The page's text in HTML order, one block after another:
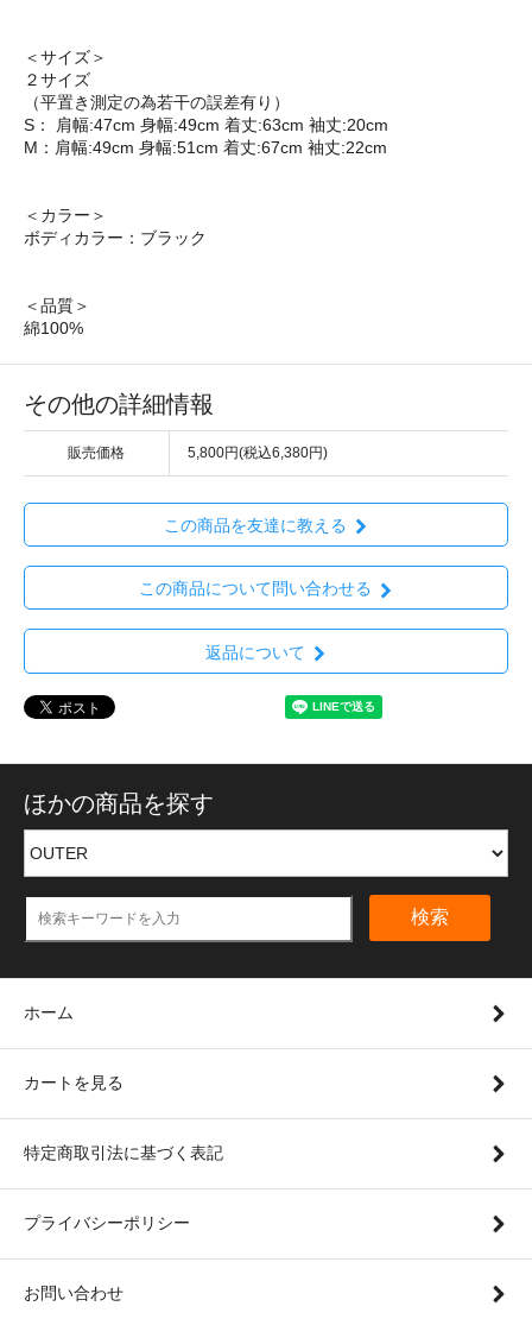
＜サイズ＞
２サイズ
（平置き測定の為若干の誤差有り）
S： 肩幅:47cm 身幅:49cm 着丈:63cm 袖丈:20cm
M：肩幅:49cm 身幅:51cm 着丈:67cm 袖丈:22cm
＜カラー＞
ボディカラー：ブラック
＜品質＞
綿100%
その他の詳細情報
販売価格 5,800円(税込6,380円)
この商品を友達に教える
この商品について問い合わせる
返品について
ほかの商品を探す
検索
ホーム
カートを見る
特定商取引法に基づく表記
プライバシーポリシー
お問い合わせ